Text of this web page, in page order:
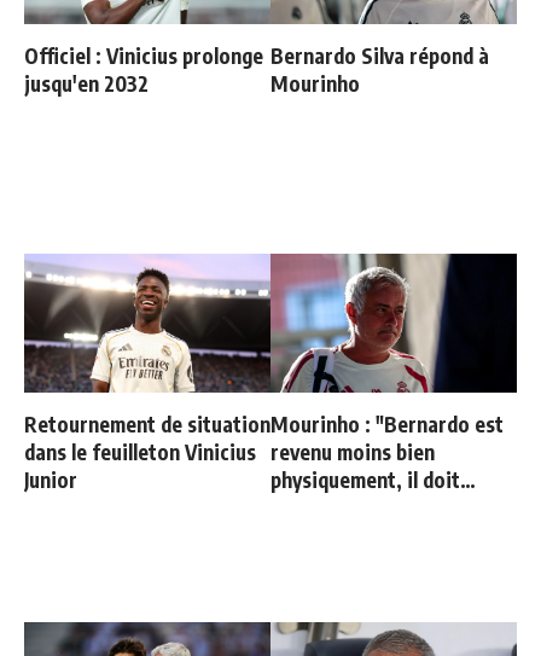
Officiel : Vinicius prolonge
jusqu'en 2032
Bernardo Silva répond à
Mourinho
Retournement de situation
dans le feuilleton Vinicius
Junior
Mourinho : "Bernardo est
revenu moins bien
physiquement, il doit